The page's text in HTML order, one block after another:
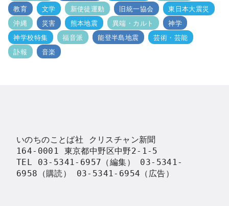
教育
文学 新使徒運動 旧統一協会
東日本大震災
沖縄
災害 熊本地震 異端・カルト
神学
神学校特集
福音派 能登半島地震
芸術・芸能
訃報
音楽
いのちのことば社 クリスチャン新聞
164-0001 東京都中野区中野2-1-5
TEL 03-5341-6957（編集） 03-5341-
6958（購読） 03-5341-6954（広告）